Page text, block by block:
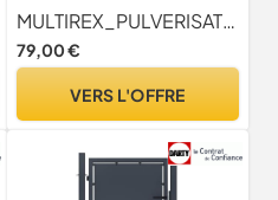
sans électricité, Aspiration
Externe, Tuyau 4 m, Lance
60 cm, 7 Buses, Laiton et
démoussage toitures
MULTIREX_PULVERISATEUR
79,00 €
VERS L'OFFRE